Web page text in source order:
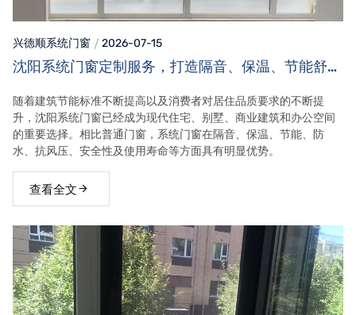
兴德顺系统门窗 2026-07-15
沈阳系统门窗定制服务，打造隔音、保温、节能舒适
随着建筑节能标准不断提高以及消费者对居住品质要求的不断提
升，沈阳系统门窗已经成为现代住宅、别墅、商业建筑和办公空间
的重要选择。相比普通门窗，系统门窗在隔音、保温、节能、防
水、抗风压、安全性及使用寿命等方面具有明显优势。
查看全文